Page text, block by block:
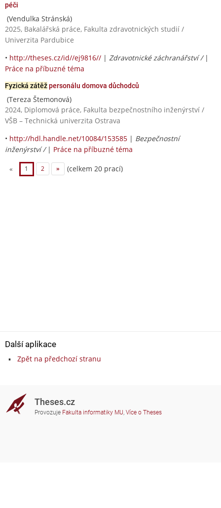
péči
(Vendulka Stránská)
2025, Bakalářská práce, Fakulta zdravotnických studií /
Univerzita Pardubice
• http://theses.cz/id//ej9816// | Zdravotnické záchranářství / |
Práce na příbuzné téma
Fyzická zátěžpersonálu domova důchodců
(Tereza Štemonová)
2024, Diplomová práce, Fakulta bezpečnostního inženýrství /
VŠB – Technická univerzita Ostrava
• http://hdl.handle.net/10084/153585 | Bezpečnostní
inženýrství / | Práce na příbuzné téma
« 1 2 » (celkem 20 prací)
Další aplikace
Zpět na předchozí stranu
Theses.cz
Provozuje Fakulta informatiky MU, Více o Theses